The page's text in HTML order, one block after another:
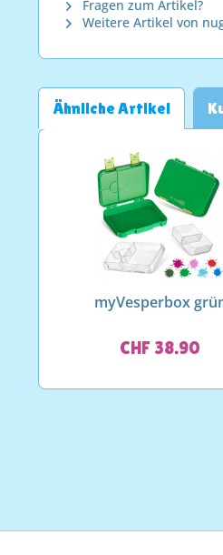
Fragen zum Artikel?
Weitere Artikel von
Ähnliche Artikel
myVesperbox
CHF 38.90